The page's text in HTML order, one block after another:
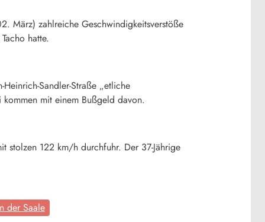
März) zahlreiche Geschwindigkeitsverstöße
hatte.
Sandler-Straße „etliche
mit einem Bußgeld davon.
stolzen 122 km/h durchfuhr. Der 37-Jährige
der Saale